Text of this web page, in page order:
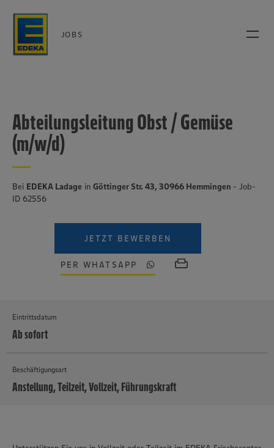
JOBS
Abteilungsleitung Obst / Gemüse
(m/w/d)
Bei EDEKA Ladage in Göttinger Str. 43, 30966 Hemmingen - Job-
ID 62556
JETZT BEWERBEN
PER WHATSAPP
Eintrittsdatum
Ab sofort
Beschäftigungsart
Anstellung, Teilzeit, Vollzeit, Führungskraft